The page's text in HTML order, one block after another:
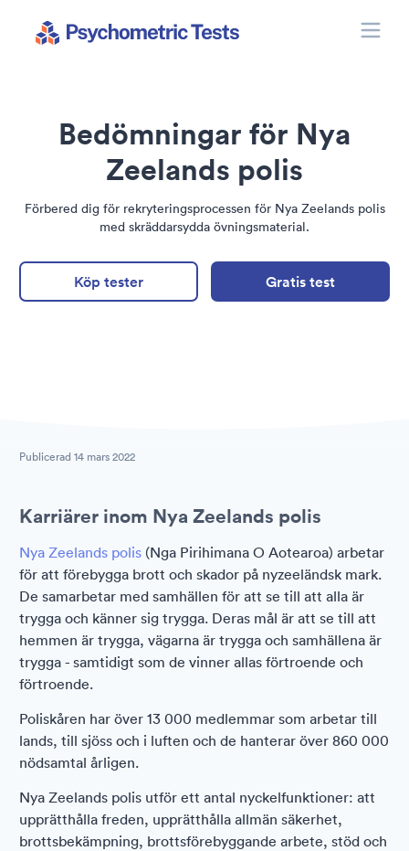
Bedömningar för Nya
Zeelands polis
Förbered dig för rekryteringsprocessen för Nya Zeelands polis
med skräddarsydda övningsmaterial.
Köp tester Gratis test
Publicerad 14 mars 2022
Karriärer inom Nya Zeelands polis
Nya Zeelands polis (Nga Pirihimana O Aotearoa) arbetar
för att förebygga brott och skador på nyzeeländsk mark.
De samarbetar med samhällen för att se till att alla är
trygga och känner sig trygga. Deras mål är att se till att
hemmen är trygga, vägarna är trygga och samhällena är
trygga - samtidigt som de vinner allas förtroende och
förtroende.
Poliskåren har över 13 000 medlemmar som arbetar till
lands, till sjöss och i luften och de hanterar över 860 000
nödsamtal årligen.
Nya Zeelands polis utför ett antal nyckelfunktioner: att
upprätthålla freden, upprätthålla allmän säkerhet,
brottsbekämpning, brottsförebyggande arbete, stöd och